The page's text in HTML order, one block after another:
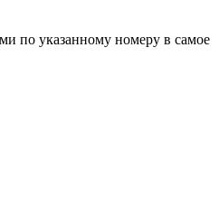
по указанному номеру в самое